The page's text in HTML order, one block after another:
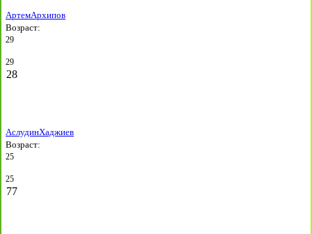
АртемАрхипов
Возраст:
29
29
28
АслудинХаджиев
Возраст:
25
25
77